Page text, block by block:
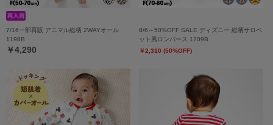
7/16一部再販 アニマル総柄 2WAYオール
1198B
￥4,290
8/6～50%OFF SALE ディズニー 総柄サロペ
ット風ロンパース 1209B
￥2,310 (50%OFF)